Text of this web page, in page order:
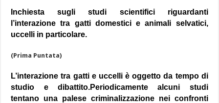
Inchiesta sugli studi scientifici riguardanti
l’interazione tra gatti domestici e animali selvatici,
uccelli in particolare.
(Prima Puntata)
L’interazione tra gatti e uccelli è oggetto da tempo di
studio e dibattito.Periodicamente alcuni studi
tentano una palese criminalizzazione nei confronti